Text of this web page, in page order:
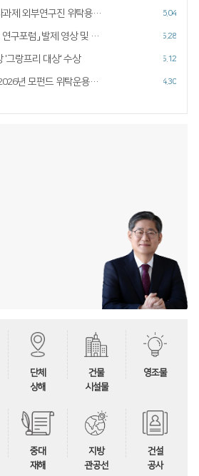
부연구진 위탁용역 참여 공고 2026.06.04
」 발제 영상 및 관련 기사 안내 2026.05.28
'그랑프리 대상' 수상 2026.05.12
펀드 위탁운용사 선정결과 공고 2026.04.30
단체
상해
건물
시설물
영조물
중대
재해
지방
관공선
건설
공사